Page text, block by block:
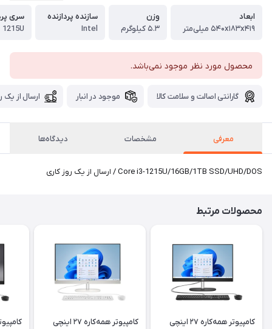
ابعاد
۵۴۰x۱۸۳x۴۱۹ میلی‌متر
وزن
۵.۳ کیلوگرم
سازنده پردازنده
Intel
سری
محصول مورد نظر موجود نمی‌باشد.
گارانتی اصالت و سلامت کالا موجود در انبار ارسال از یک
معرفی مشخصات دیدگاه‌ها
Core i3-1215U/16GB/1TB SSD/UHD/DOS / ارسال از یک روز کاری
محصولات مرتبط
کامپیوتر همه‌کاره ۲۷ اینچی
کامپیوتر همه‌کاره ۲۷ اینچی